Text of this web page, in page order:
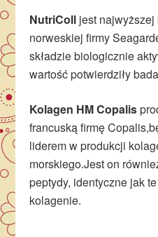
NutriColl jest
norweskiej firmy
składzie biologicznie
wartość potwierdziły
Kolagen HM Copalis
francuską firmę
liderem w produkcji
morskiego.Jest on
peptydy, identyczne jak
kolagenie.